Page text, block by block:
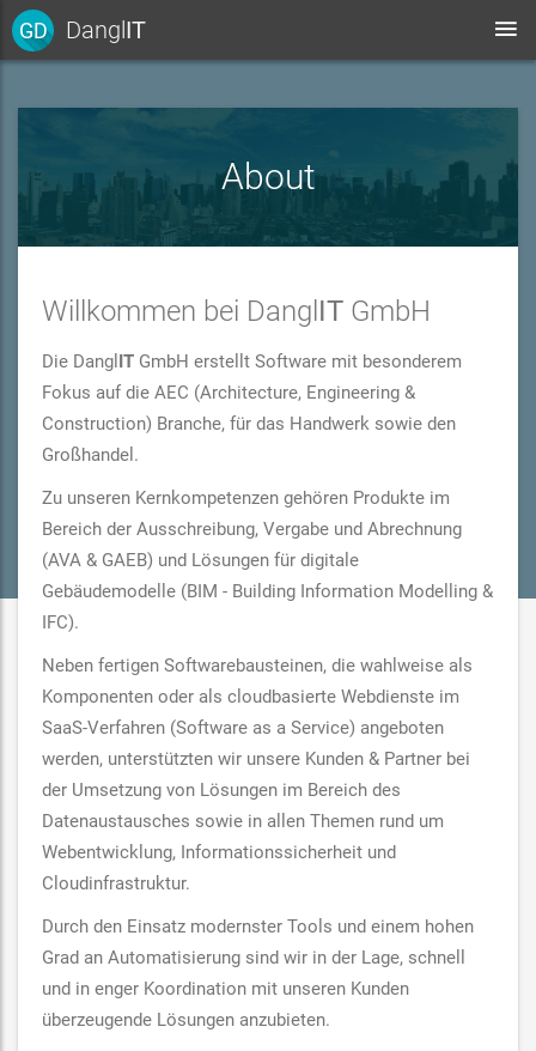
GD DanglIT
About
Willkommen bei Dangl IT GmbH
Die Dangl IT GmbH erstellt Software mit besonderem
Fokus auf die AEC (Architecture, Engineering &
Construction) Branche, für das Handwerk sowie den
Großhandel.
Zu unseren Kernkompetenzen gehören Produkte im
Bereich der Ausschreibung, Vergabe und Abrechnung
(AVA & GAEB) und Lösungen für digitale
Gebäudemodelle (BIM - Building Information Modelling &
IFC).
Neben fertigen Softwarebausteinen, die wahlweise als
Komponenten oder als cloudbasierte Webdienste im
SaaS-Verfahren (Software as a Service) angeboten
werden, unterstützten wir unsere Kunden & Partner bei
der Umsetzung von Lösungen im Bereich des
Datenaustausches sowie in allen Themen rund um
Webentwicklung, Informationssicherheit und
Cloudinfrastruktur.
Durch den Einsatz modernster Tools und einem hohen
Grad an Automatisierung sind wir in der Lage, schnell
und in enger Koordination mit unseren Kunden
überzeugende Lösungen anzubieten.